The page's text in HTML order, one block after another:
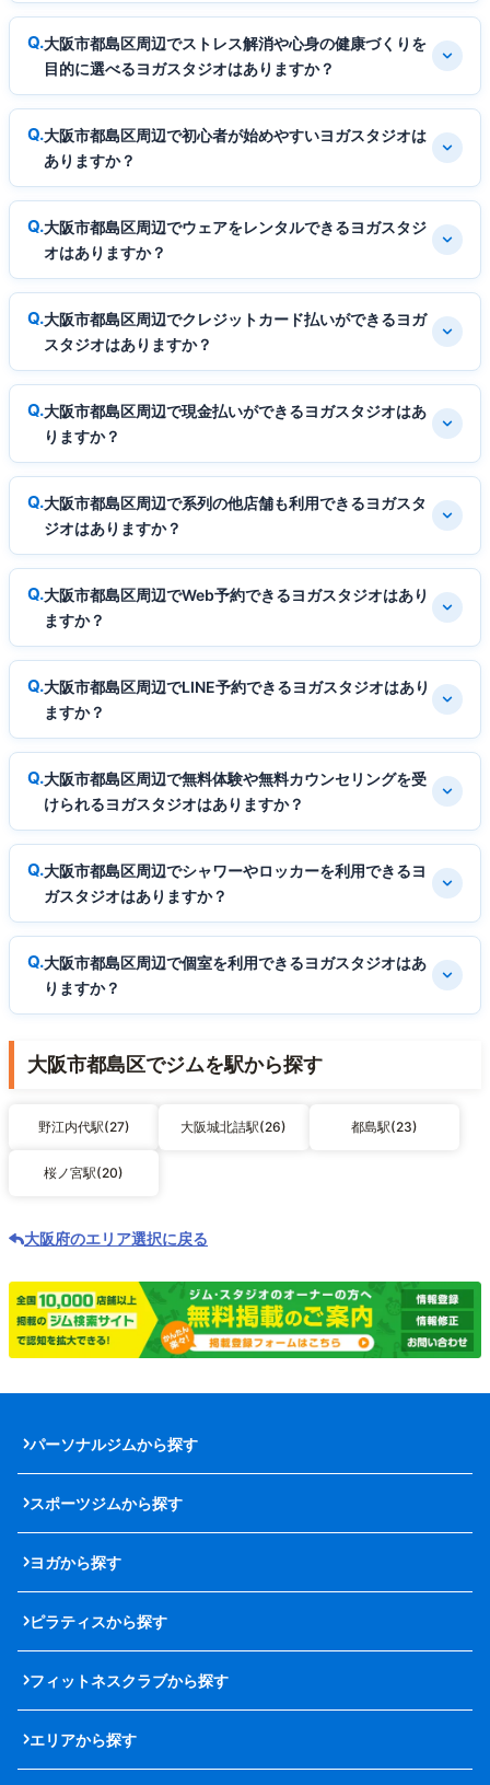
大阪市都島区周辺でストレス解消や心身の健康づくりを
目的に選べるヨガスタジオはありますか？
大阪市都島区周辺で初心者が始めやすいヨガスタジオは
ありますか？
大阪市都島区周辺でウェアをレンタルできるヨガスタジ
オはありますか？
大阪市都島区周辺でクレジットカード払いができるヨガ
スタジオはありますか？
大阪市都島区周辺で現金払いができるヨガスタジオはあ
りますか？
大阪市都島区周辺で系列の他店舗も利用できるヨガスタ
ジオはありますか？
大阪市都島区周辺でWeb予約できるヨガスタジオはあり
ますか？
大阪市都島区周辺でLINE予約できるヨガスタジオはあり
ますか？
大阪市都島区周辺で無料体験や無料カウンセリングを受
けられるヨガスタジオはありますか？
大阪市都島区周辺でシャワーやロッカーを利用できるヨ
ガスタジオはありますか？
大阪市都島区周辺で個室を利用できるヨガスタジオはあ
りますか？
大阪市都島区でジムを駅から探す
野江内代駅(27) 大阪城北詰駅(26) 都島駅(23)
桜ノ宮駅(20)
大阪府のエリア選択に戻る
パーソナルジムから探す
スポーツジムから探す
ヨガから探す
ピラティスから探す
フィットネスクラブから探す
エリアから探す